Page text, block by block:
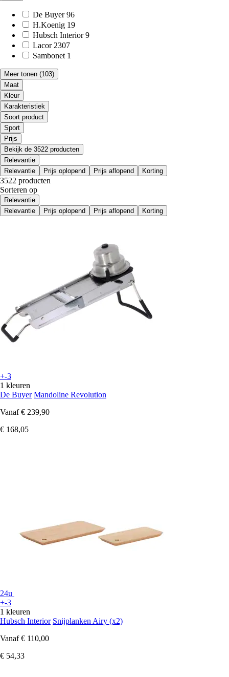
De Buyer 96
H.Koenig 19
Hubsch Interior 9
Lacor 2307
Sambonet 1
Meer tonen (103)
Maat
Kleur
Karakteristiek
Soort product
Sport
Prijs
Bekijk de 3522 producten
Relevantie
Relevantie
Prijs oplopend Prijs aflopend Korting
3522 producten
Sorteren op
Relevantie
Relevantie
Prijs oplopend Prijs aflopend Korting
+-3
1 kleuren
De Buyer Mandoline Revolution
Vanaf € 239,90
€ 168,05
24u
+-3
1 kleuren
Hubsch Interior Snijplanken Airy (x2)
Vanaf € 110,00
€ 54,33